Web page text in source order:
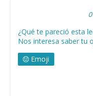
¿Qué te pareció esta
Nos interesa saber tu
Emoji